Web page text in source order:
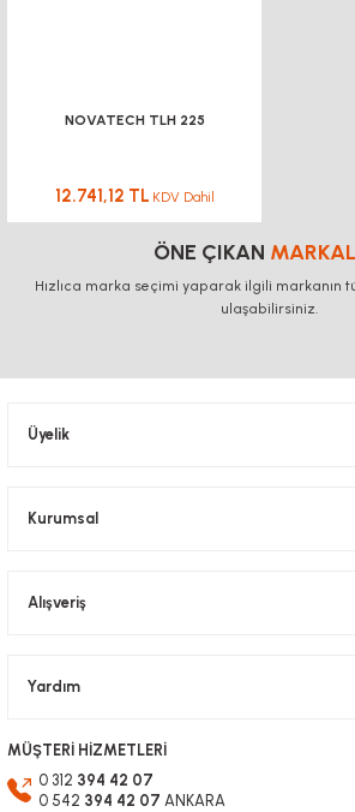
NOVATECH TLH 225
12.741,12 TL KDV Dahil
ÖNE ÇIKAN
Hızlıca marka seçimi yaparak ilgili markanın
ulaşabilirsiniz.
Üyelik
Kurumsal
Alışveriş
Yardım
MÜŞTERİ HİZMETLERİ
0 312 394 42 07
0 542 394 42 07 ANKARA